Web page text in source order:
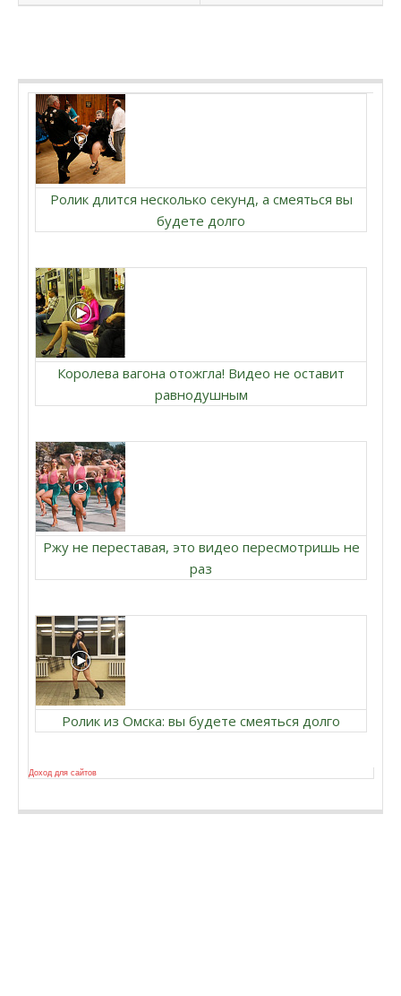
Ролик длится несколько секунд, а смеяться вы
будете долго
Королева вагона отожгла! Видео не оставит
равнодушным
Ржу не переставая, это видео пересмотришь не
раз
Ролик из Омска: вы будете смеяться долго
Доход для сайтов